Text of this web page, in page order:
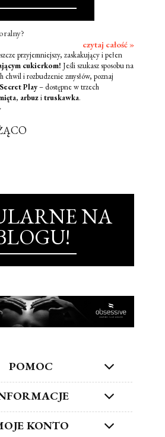
czytaj całość »
przyjemniejszy, zaskakujący i pełen
cukierkom! Jeśli szukasz sposobu na
chwil i rozbudzenie zmysłów, poznaj
Play– dostępne w trzech
, arbuzitruskawka.
NA
POMOC
KONTO